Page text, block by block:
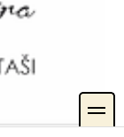
toggle